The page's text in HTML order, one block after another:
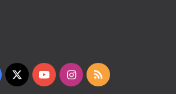
Facebook
X YouTubeInstagram
RSS